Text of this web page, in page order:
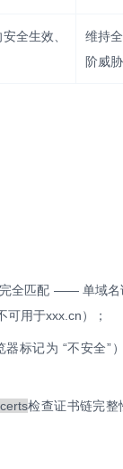
全生效、
维持
阶威胁
全匹配 —— 单域名
用于xxx.cn）；
器标记为 “不安全”
检查证书链完整